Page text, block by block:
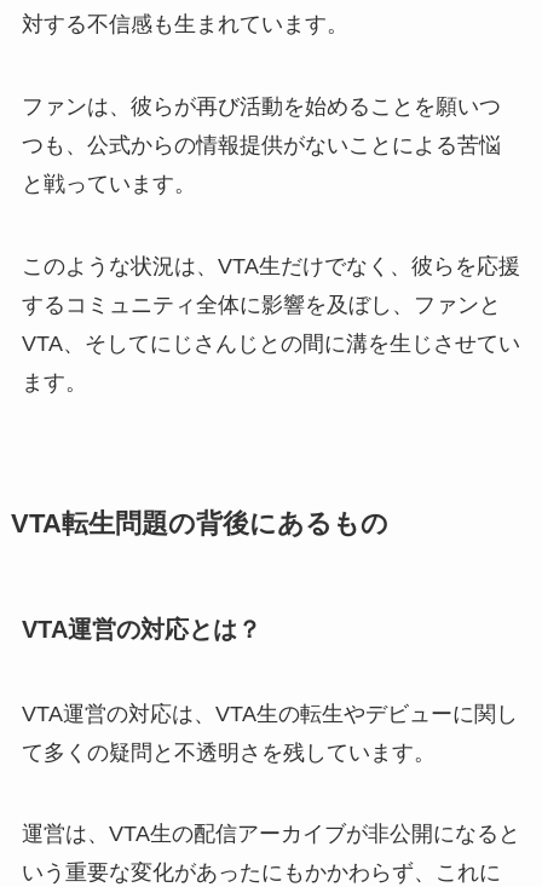
対する不信感も生まれています。
ファンは、彼らが再び活動を始めることを願いつ
つも、公式からの情報提供がないことによる苦悩
と戦っています。
このような状況は、VTA生だけでなく、彼らを応援
するコミュニティ全体に影響を及ぼし、ファンと
VTA、そしてにじさんじとの間に溝を生じさせてい
ます。
VTA転生問題の背後にあるもの
VTA運営の対応とは？
VTA運営の対応は、VTA生の転生やデビューに関し
て多くの疑問と不透明さを残しています。
運営は、VTA生の配信アーカイブが非公開になると
いう重要な変化があったにもかかわらず、これに